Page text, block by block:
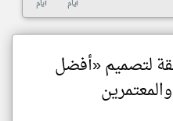
أيام أيام
لتصميم «أفضل